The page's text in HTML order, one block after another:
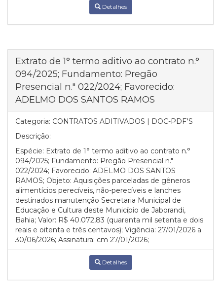
Detalhes
Extrato de 1° termo aditivo ao contrato n.°
094/2025; Fundamento: Pregão
Presencial n." 022/2024; Favorecido:
ADELMO DOS SANTOS RAMOS
Categoria: CONTRATOS ADITIVADOS | DOC-PDF'S
Descrição:
Espécie: Extrato de 1° termo aditivo ao contrato n.°
094/2025; Fundamento: Pregão Presencial n."
022/2024; Favorecido: ADELMO DOS SANTOS
RAMOS; Objeto: Aquisições parceladas de gêneros
alimentícios perecíveis, não-perecíveis e lanches
destinados manutenção Secretaria Municipal de
Educação e Cultura deste Município de Jaborandi,
Bahia; Valor: R$ 40.072,83 (quarenta mil setenta e dois
reais e oitenta e três centavos); Vigência: 27/01/2026 a
30/06/2026; Assinatura: cm 27/01/2026;
Detalhes